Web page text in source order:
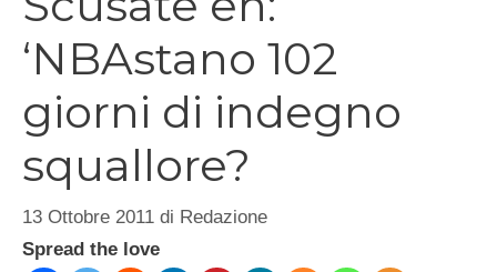
‘NBAstano 102
giorni di indegno
squallore?
13 Ottobre 2011 di Redazione
Spread the love